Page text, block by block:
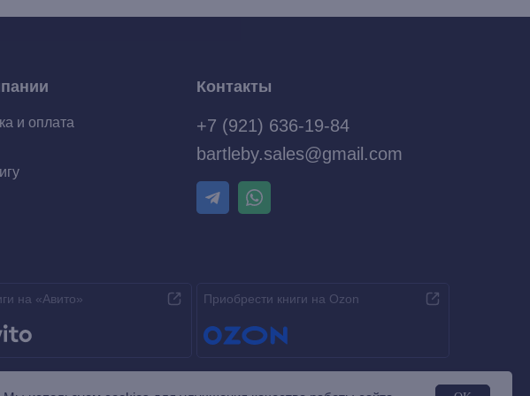
Контакты
+7 (921) 636-19-84
bartleby.sales@gmail.com
Приобрести книги на Ozon
и оплата
на «Авито»